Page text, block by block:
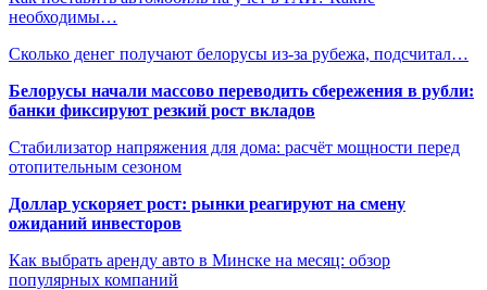
необходимы…
Сколько денег получают белорусы из-за рубежа, подсчитал…
Белорусы начали массово переводить сбережения в рубли:
банки фиксируют резкий рост вкладов
Стабилизатор напряжения для дома: расчёт мощности перед
отопительным сезоном
Доллар ускоряет рост: рынки реагируют на смену
ожиданий инвесторов
Как выбрать аренду авто в Минске на месяц: обзор
популярных компаний